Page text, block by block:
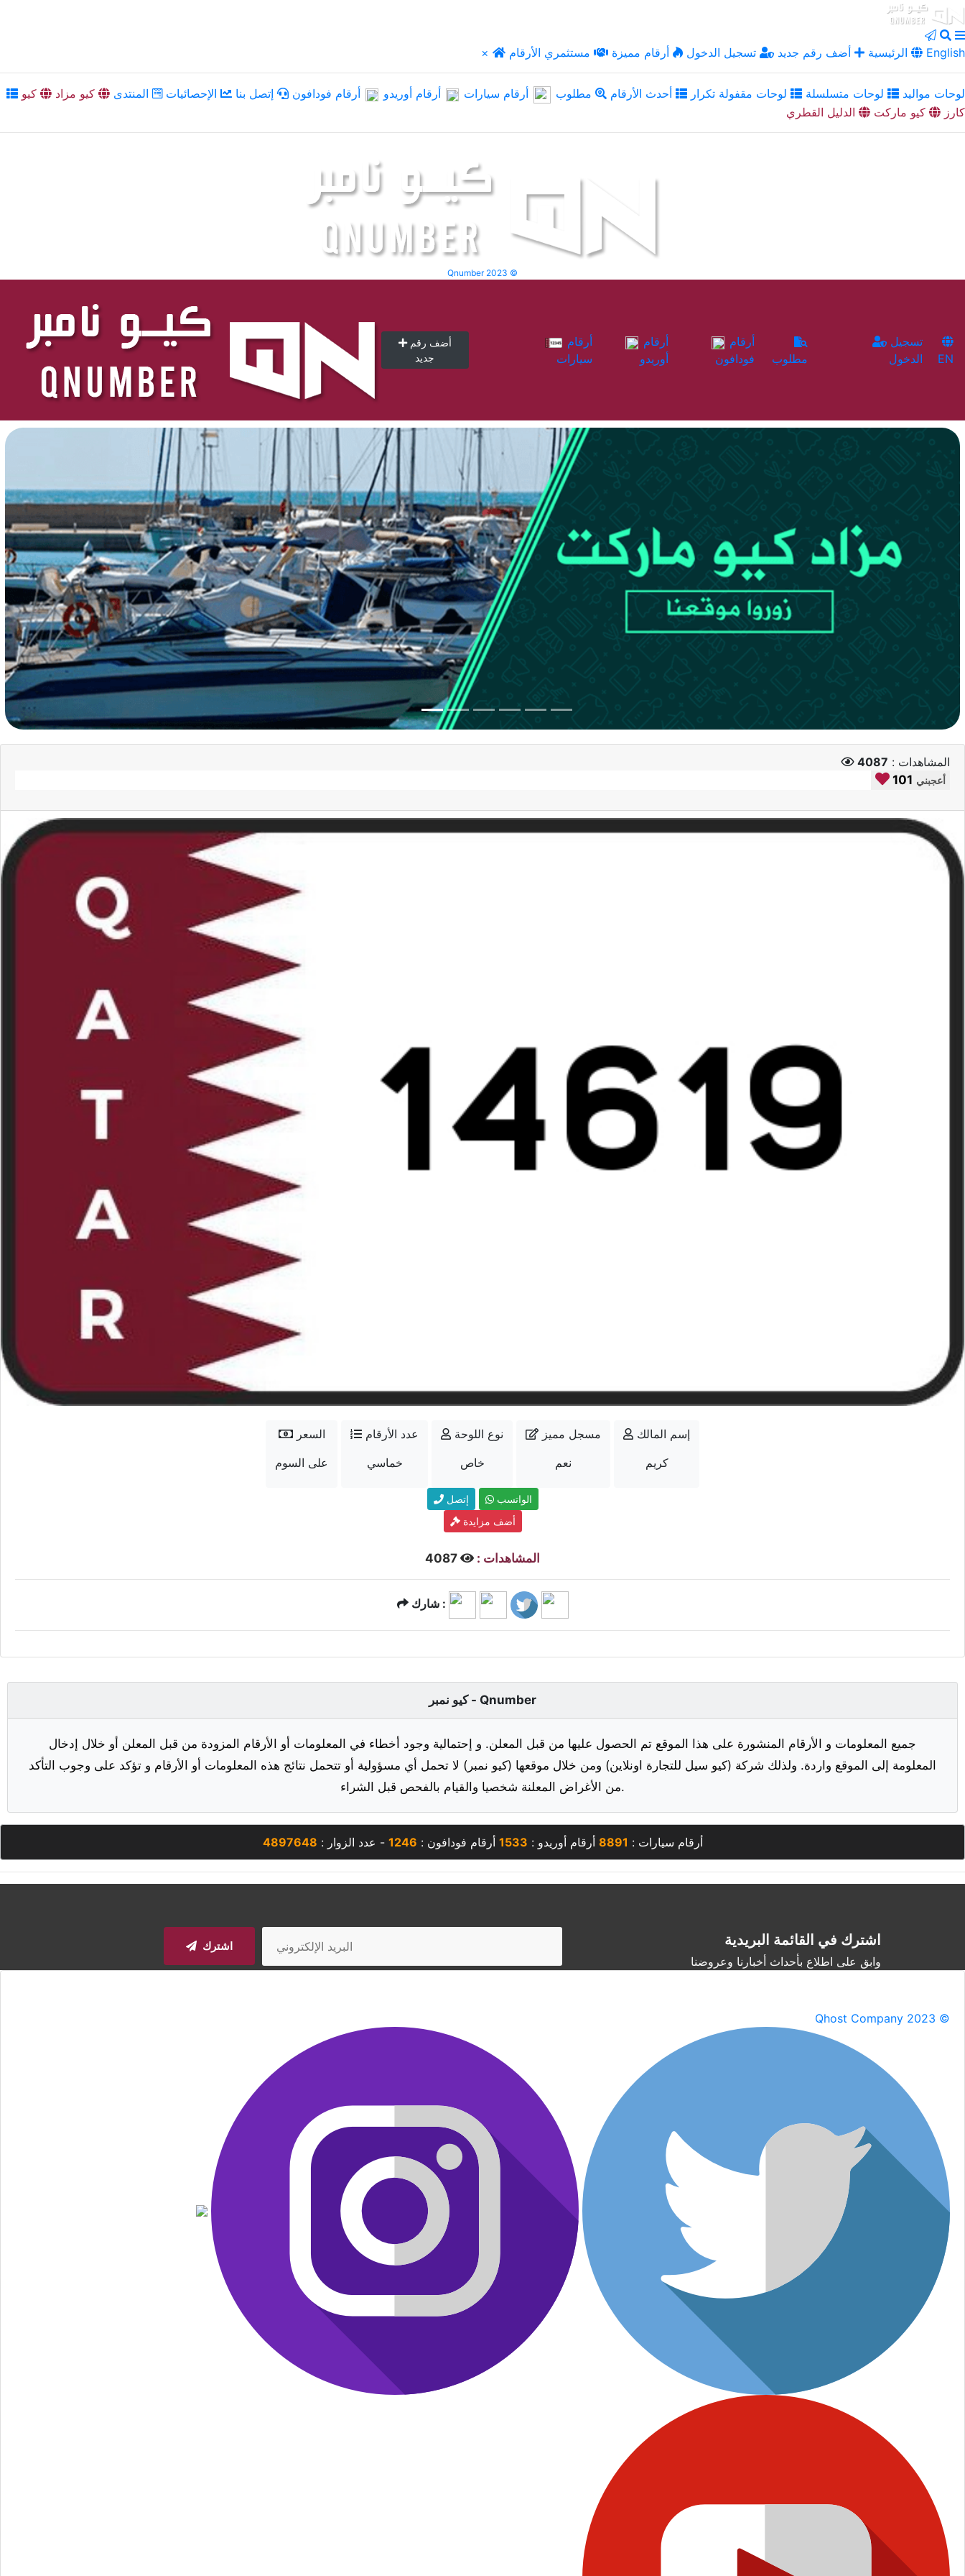
× الرئيسية أضف رقم جديد تسجيل الدخول أرقام مميزة مستثمري الأرقام English
لوحات مواليد لوحات متسلسلة لوحات مقفولة تكرار أحدث الأرقام مطلوب أرقام سيارات أرقام أوريدو أرقام فودافون إتصل بنا الإحصائيات المنتدى كيو مزاد
كيو
كارز
كيو ماركت الدليل القطري
Qnumber 2023 ©
أضف رقم
جديد
سيارات
أوريدو
فودافون
مطلوب
الدخول
EN
المشاهدات : 4087
101 أعجبني
السعر
على السوم
عدد الأرقام
خماسي
نوع اللوحة
خاص
مسجل مميز
نعم
إسم المالك
كريم
إتصل
الواتسب
أضف مزايدة
المشاهدات :
شارك :
كيو نمبر - Qnumber
جميع المعلومات و الأرقام المنشورة على هذا الموقع تم الحصول عليها من قبل المعلن. و إحتمالية وجود أخطاء في المعلومات أو الأرقام المزودة من قبل المعلن أو خلال إدخال
المعلومة إلى الموقع واردة. ولذلك شركة (كيو سيل للتجارة اونلاين) ومن خلال موقعها (كيو نمبر) لا تحمل أي مسؤولية أو تتحمل نتائج هذه المعلومات أو الأرقام و تؤكد على وجوب التأكد
من الأغراض المعلنة شخصيا والقيام بالفحص قبل الشراء.
أرقام سيارات : 8891 أرقام أوريدو : 1533 أرقام فودافون : 1246 - عدد الزوار : 4897648
اشترك في القائمة البريدية
وابق على اطلاع بأحداث أخبارنا وعروضنا
اشترك
Qhost Company 2023 ©